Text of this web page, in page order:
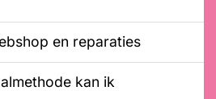
en reparaties
kan ik